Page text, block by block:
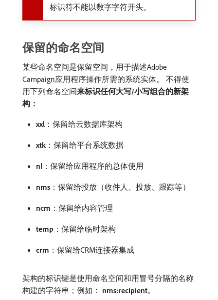
标识符不能以数字字符开头。
保留的命名空间
某些命名空间是保留空间，用于描述Adobe
Campaign应用程序操作所需的系统实体。 不得使
用下列命名空间​来标识任何大写/小写组合的新架
构：
xxl ：保留给云数据库架构
xtk ：保留给平台系统数据
nl ：保留给应用程序的总体使用
nms ：保留给投放（收件人、投放、跟踪等）
ncm ：保留给内容管理
temp ：保留给临时架构
crm ：保留给CRM连接器集成
架构的标识键是使用命名空间和用冒号分隔的名称
构建的字符串；例如： nms:recipient。